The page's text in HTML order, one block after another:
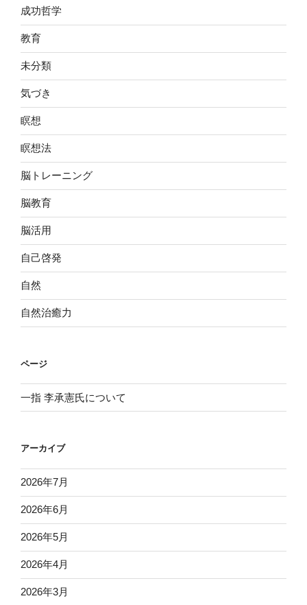
成功哲学
教育
未分類
気づき
瞑想
瞑想法
脳トレーニング
脳教育
脳活用
自己啓発
自然
自然治癒力
ページ
一指 李承憲氏について
アーカイブ
2026年7月
2026年6月
2026年5月
2026年4月
2026年3月